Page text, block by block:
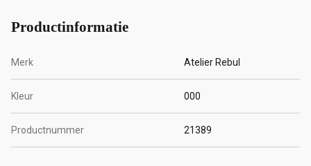
Productinformatie
Merk Atelier Rebul
Kleur 000
Productnummer 21389